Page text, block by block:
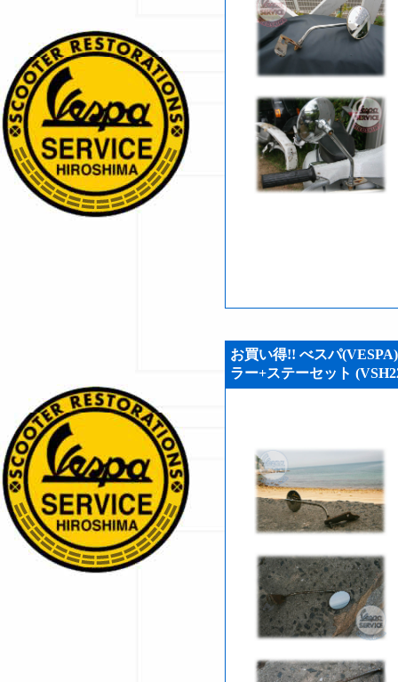
お買い得!! べスパ
ラー+ステーセット